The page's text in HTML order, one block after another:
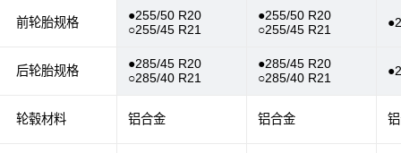
前轮胎规格
后轮胎规格
轮毂材料
●255/50 R20
○255/45 R21
●255/50 R20
○255/45 R21
●285/45 R20
○285/40 R21
●285/45 R20
○285/40 R21
铝合金 铝合金